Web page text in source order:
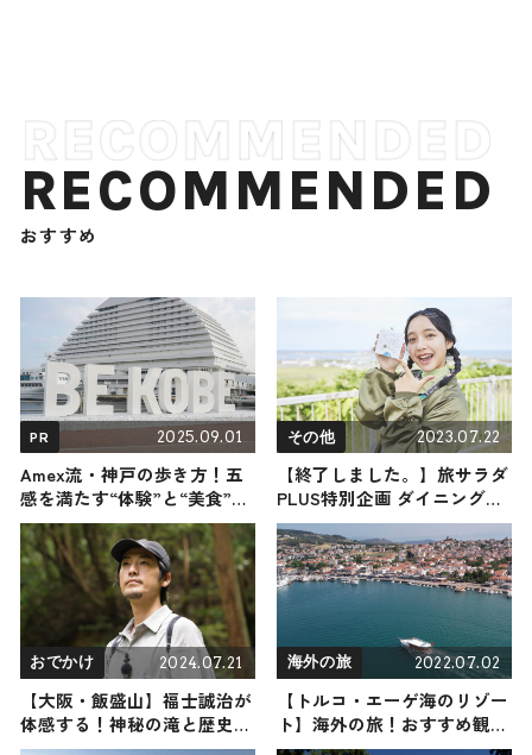
RECOMMENDED
おすすめ
PR 2025.09.01
Amex流・神戸の歩き方！五
感を満たす“体験”と“美食”の
宝庫を愉しむ
その他 2023.07.22
【終了しました。】旅サラダ
PLUS特別企画 ダイニングカ
フェ クアトロよりプレゼン
トが当たる！抽選で5名様に
「紋別アヒージョ」の缶詰3
個入りセットをプレゼント！
おでかけ 2024.07.21
【大阪・飯盛山】福士誠治が
体感する！神秘の滝と歴史ロ
マンを巡る寄り道登山（登山
海外の旅 2022.07.02
【トルコ・エーゲ海のリゾー
ト】海外の旅！おすすめ観光
スポットやグルメをリポート